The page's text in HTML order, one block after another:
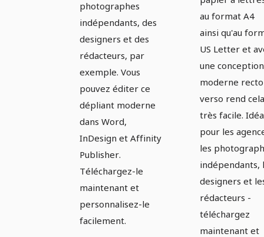
photographes
indépendants, des
designers et des
rédacteurs, par
exemple. Vous
pouvez éditer ce
dépliant moderne
dans Word,
InDesign et Affinity
Publisher.
Téléchargez-le
maintenant et
personnalisez-le
facilement.
au format A4
ainsi qu'au
US Letter et
une conception
moderne
verso rend cela
très facile.
pour les
les
indépendants,
designers et
rédacteurs -
téléchargez
maintenant et